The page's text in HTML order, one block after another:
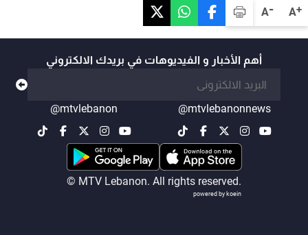
A+
A-
أهم الأخبار و الفيديوهات في بريدك الالكتروني
@mtvlebanonnews
@mtvlebanon
© MTV Lebanon. All rights reserved.
powered by koein